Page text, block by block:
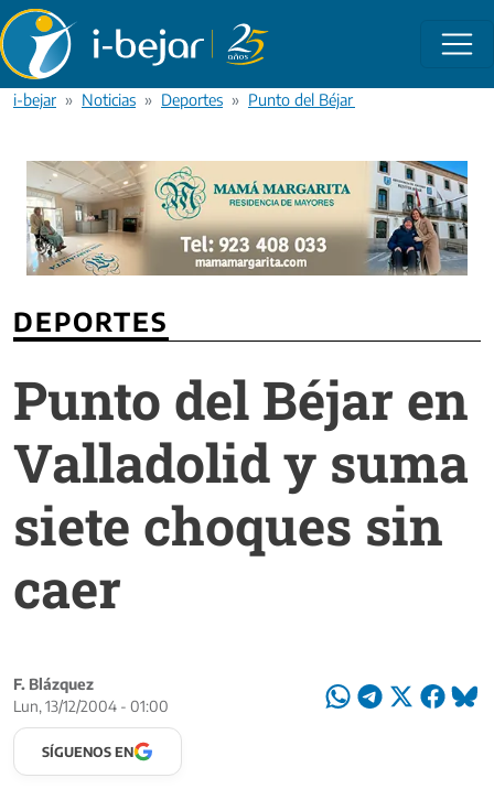
Pasar al contenido principal
i-bejar Noticias Deportes Punto del Béjar en Valladolid y
DEPORTES
Punto del Béjar en
Valladolid y suma
siete choques sin
caer
F. Blázquez
Lun, 13/12/2004 - 01:00
SÍGUENOS EN